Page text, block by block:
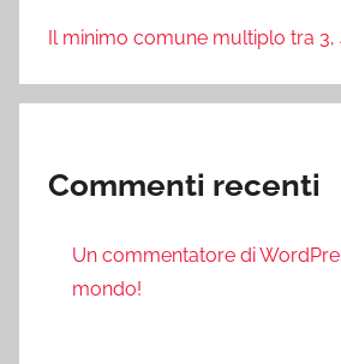
Il minimo comune multiplo tra 3,
Commenti recenti
Un commentatore di
mondo!